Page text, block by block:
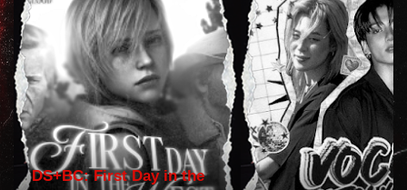
DS+BC: First Day in the